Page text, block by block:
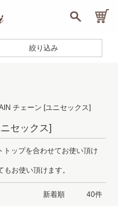
チェーン [ユニセックス]
セックス]
トップを合わせてお使い頂け
お使い頂けます。
絞り込み